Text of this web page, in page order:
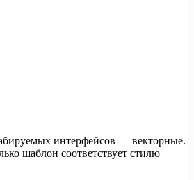
интерфейсов — векторные.
шаблон соответствует стилю